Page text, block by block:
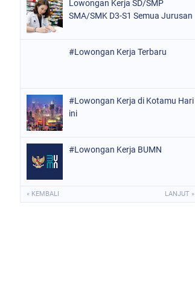
Lowongan Kerja SD/SMP
SMA/SMK D3-S1 Semua Jurusan
#Lowongan Kerja Terbaru
#Lowongan Kerja di Kotamu Hari
ini
#Lowongan Kerja BUMN
« KEMBALI LANJUT »